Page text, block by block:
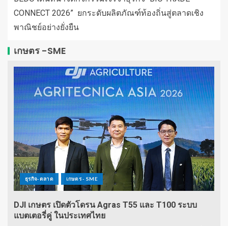
CONNECT 2026” ยกระดับผลิตภัณฑ์ท้องถิ่นสู่ตลาดเชิง
พาณิชย์อย่างยั่งยืน
เกษตร -SME
ธุรกิจ-ตลาด เกษตร - SME
DJI เกษตร เปิดตัวโดรน Agras T55 และ T100 ระบบ
แบตเตอรี่คู่ ในประเทศไทย